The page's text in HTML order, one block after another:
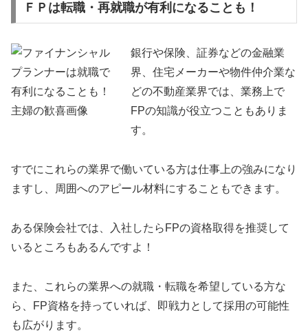
ＦＰは転職・再就職が有利になることも！
銀行や保険、証券などの金融業
界、住宅メーカーや物件仲介業な
どの不動産業界では、業務上で
FPの知識が役立つこともありま
す。
すでにこれらの業界で働いている方は仕事上の強みになり
ますし、周囲へのアピール材料にすることもできます。
ある保険会社では、入社したらFPの資格取得を推奨して
いるところもあるんですよ！
また、これらの業界への就職・転職を希望している方な
ら、FP資格を持っていれば、即戦力として採用の可能性
も広がります。